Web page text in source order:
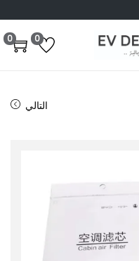
0
0
التالي